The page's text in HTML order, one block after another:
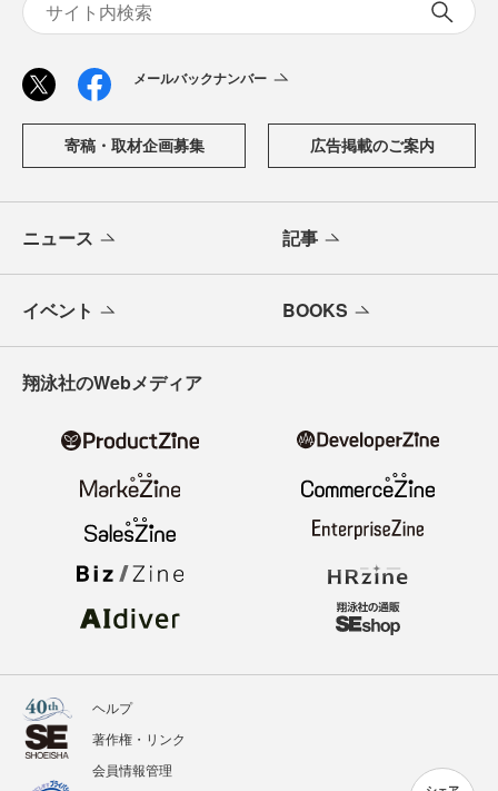
メールバックナンバー
寄稿・取材企画募集 広告掲載のご案内
ニュース 記事
イベント BOOKS
翔泳社のWebメディア
ヘルプ
著作権・リンク
会員情報管理